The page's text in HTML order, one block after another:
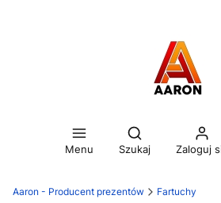
Menu
Otwórz
Szukaj Zaloguj
Aaron - Producent prezentów Fartuchy